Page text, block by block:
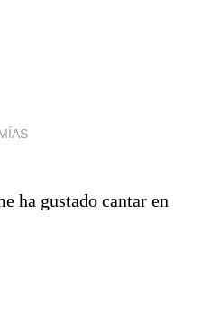
ha gustado cantar en